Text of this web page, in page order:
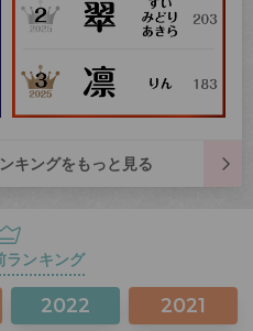
キングをもっと見る
ランキング
2022 2021